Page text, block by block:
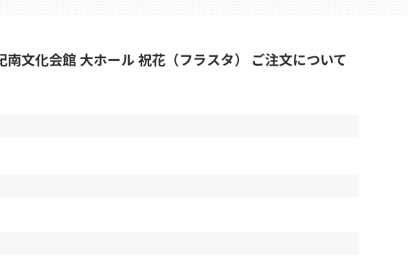
文化会館 大ホール 祝花（フラスタ） ご注文について